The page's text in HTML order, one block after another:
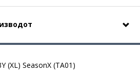
(XL) SeasonX (TA01)